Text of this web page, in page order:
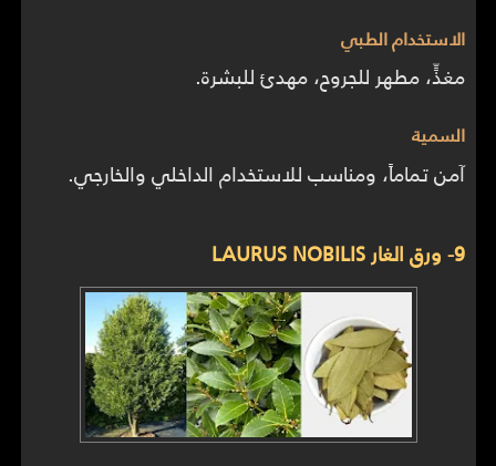
الاستخدام الطبي
مغذٍّ، مطهر للجروح، مهدئ للبشرة.
السمية
آمن تماماً، ومناسب للاستخدام الداخلي والخارجي.
9- ورق الغار LAURUS NOBILIS